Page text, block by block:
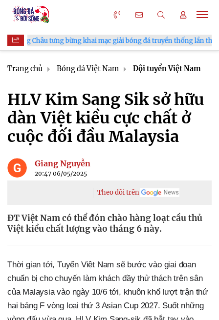
tưng bừng khai mạc giải bóng đá truyền thống lần thứ VI
Trang chủ Bóng đá Việt Nam Đội tuyển Việt Nam
HLV Kim Sang Sik sở hữu
dàn Việt kiều cực chất ở
cuộc đối đầu Malaysia
Giang Nguyễn
20:47 06/05/2025
Theo dõi trên
ĐT Việt Nam có thể đón chào hàng loạt cầu thủ
Việt kiều chất lượng vào tháng 6 này.
Thời gian tới, Tuyển Việt Nam sẽ bước vào giai đoạn
chuẩn bị cho chuyến làm khách đầy thử thách trên sân
của Malaysia vào ngày 10/6 tới, khuôn khổ lượt trận thứ
hai bảng F vòng loại thứ 3 Asian Cup 2027. Suốt những